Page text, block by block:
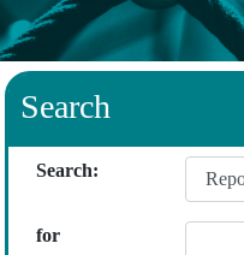
Search
Search:
for